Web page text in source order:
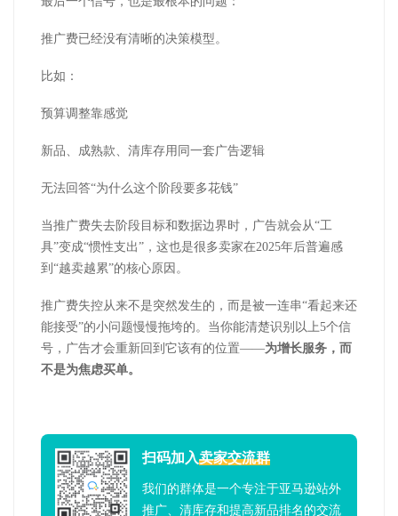
推广费已经没有清晰的决策模型。
比如：
预算调整靠感觉
新品、成熟款、清库存用同一套广告逻辑
无法回答“为什么这个阶段要多花钱”
当推广费失去阶段目标和数据边界时，广告就会从“工
具”变成“惯性支出”，这也是很多卖家在2025年后普遍感
到“越卖越累”的核心原因。
推广费失控从来不是突然发生的，而是被一连串“看起来还
能接受”的小问题慢慢拖垮的。当你能清楚识别以上5个信
号，广告才会重新回到它该有的位置——为增长服务，而
不是为焦虑买单。
扫码加入卖家交流群
我们的群体是一个专注于亚马逊站外
推广、清库存和提高新品排名的交流